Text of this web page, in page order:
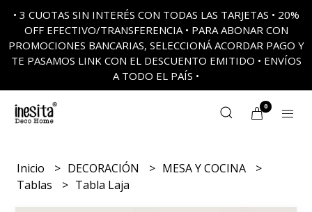
• 3 CUOTAS SIN INTERÉS CON TODAS LAS TARJETAS • 20%
OFF EFECTIVO/TRANSFERENCIA • PARA ABONAR CON
PROMOCIONES BANCARIAS, SELECCIONÁ ACORDAR PAGO Y
TE PASAMOS LINK CON EL DESCUENTO EMITIDO • ENVÍOS
A TODO EL PAÍS •
0
Inicio DECORACIÓN
MESA Y COCINA
Tablas
Tabla Laja